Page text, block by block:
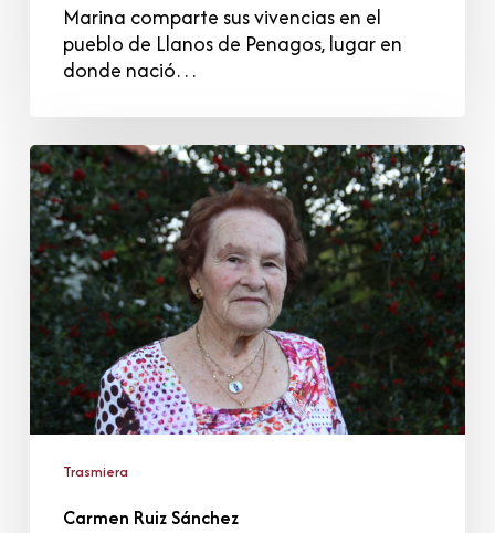
Marina comparte sus vivencias en el
pueblo de Llanos de Penagos, lugar en
donde nació…
Carmen
Ruiz
Sánchez
Trasmiera
Carmen Ruiz Sánchez